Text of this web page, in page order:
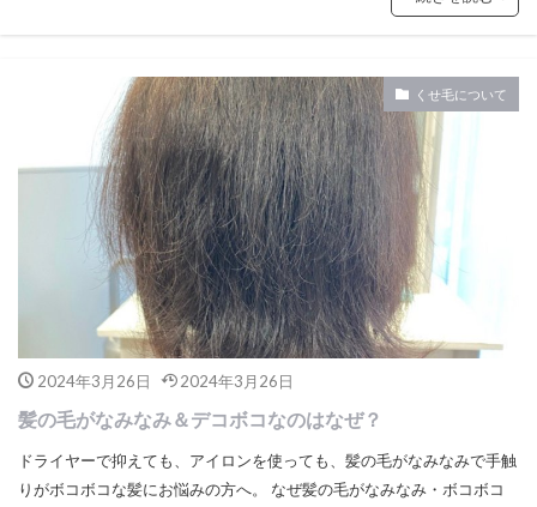
くせ毛について
2024年3月26日 2024年3月26日
髪の毛がなみなみ＆デコボコなのはなぜ？
ドライヤーで抑えても、アイロンを使っても、髪の毛がなみなみで手触
りがボコボコな髪にお悩みの方へ。 なぜ髪の毛がなみなみ・ボコボコ